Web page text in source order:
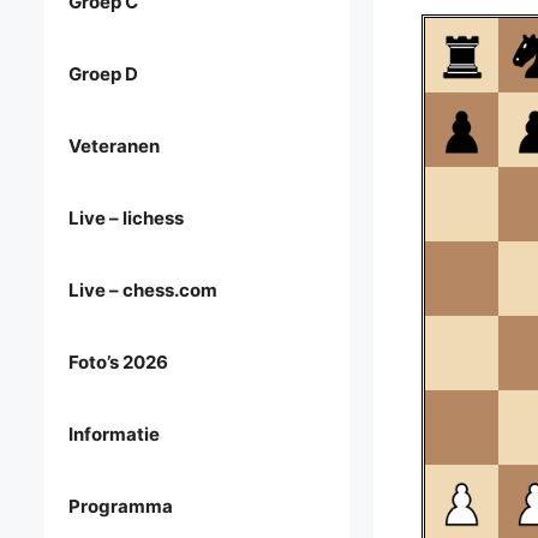
Groep D
Veteranen
Live – lichess
Live – chess.com
Foto’s 2026
Informatie
Programma